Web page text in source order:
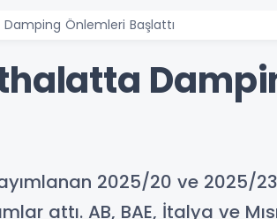
Önlemleri Başlattı
2025/20 ve 2025/
attı. AB, BAE, İtalya ve